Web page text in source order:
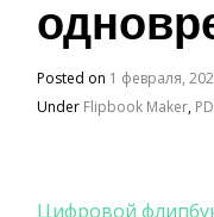
Posted on 1 февраля,
Under Flipbook Maker,
Цифровой